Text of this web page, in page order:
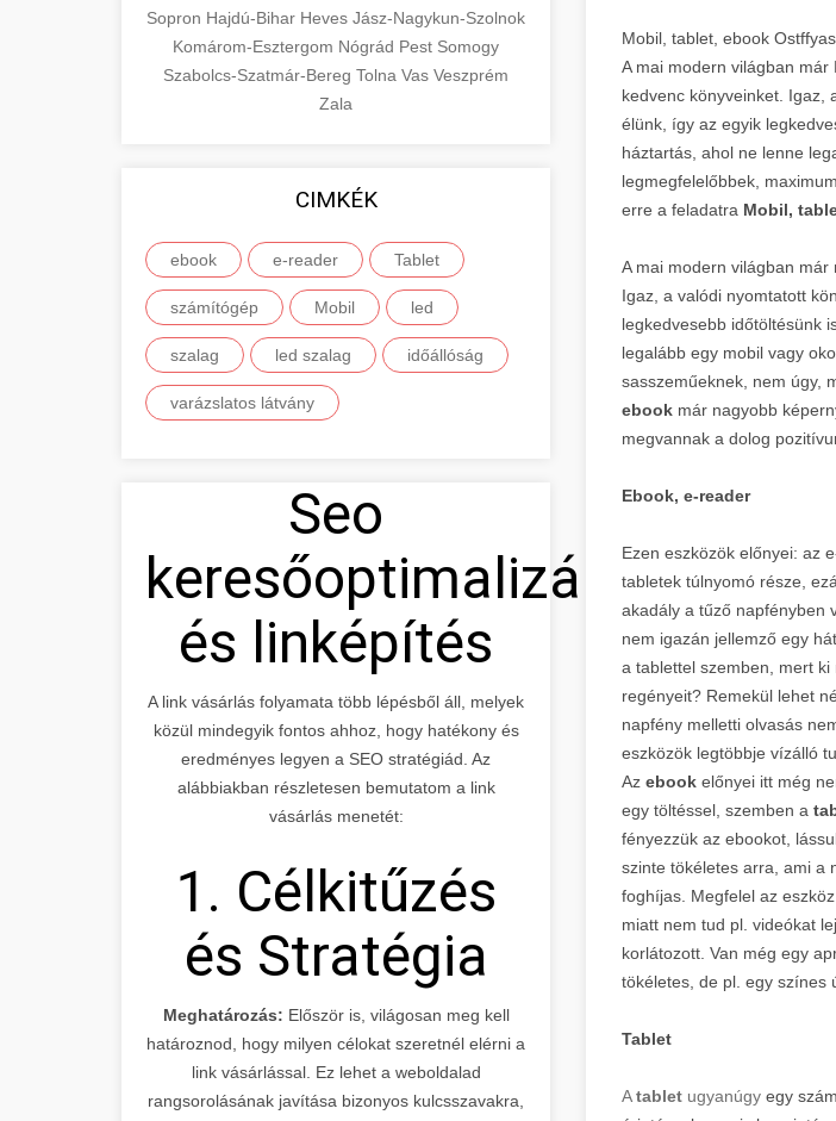
Sopron Hajdú-Bihar Heves Jász-Nagykun-Szolnok
Komárom-Esztergom Nógrád Pest Somogy
Szabolcs-Szatmár-Bereg Tolna Vas Veszprém
Zala
CIMKÉK
ebook e-reader Tablet
számítógép Mobil led
szalag led szalag időállóság
varázslatos látvány
Seo
keresőoptimalizálás
és linképítés
A link vásárlás folyamata több lépésből áll, melyek
közül mindegyik fontos ahhoz, hogy hatékony és
eredményes legyen a SEO stratégiád. Az
alábbiakban részletesen bemutatom a link
vásárlás menetét:
1. Célkitűzés
és Stratégia
Meghatározás: Először is, világosan meg kell
határoznod, hogy milyen célokat szeretnél elérni a
link vásárlással. Ez lehet a weboldalad
rangsorolásának javítása bizonyos kulcsszavakra,
Mobil, tablet, ebook
A mai modern világban már
kedvenc könyveinket. Igaz,
élünk, így az egyik
háztartás, ahol ne lenne
legmegfelelőbbek,
erre a feladatra Mobil,
A mai modern világban már
Igaz, a valódi nyomtatott
legkedvesebb időtöltésünk
legalább egy mobil vagy
sasszeműeknek, nem úgy,
ebook már nagyobb
megvannak a dolog
Ebook, e-reader
Ezen eszközök előnyei: az
tabletek túlnyomó része,
akadály a tűző napfényben
nem igazán jellemző egy
a tablettel szemben, mert
regényeit? Remekül lehet
napfény melletti olvasás
eszközök legtöbbje vízálló
Az ebook előnyei itt még
egy töltéssel, szemben a
fényezzük az ebookot,
szinte tökéletes arra, ami a
foghíjas. Megfelel az
miatt nem tud pl. videókat
korlátozott. Van még egy
tökéletes, de pl. egy színes
Tablet
Atablet ugyanúgy egy